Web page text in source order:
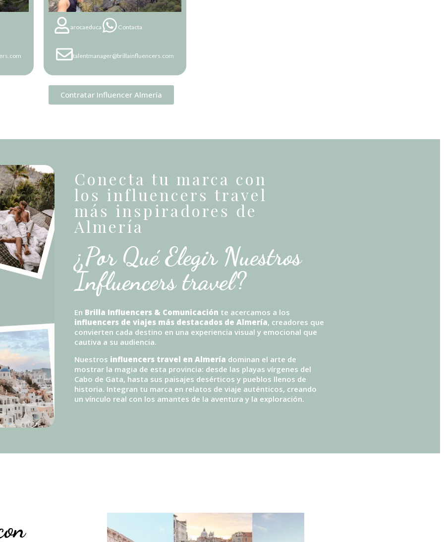
arocaeduca Contacta
talentmanager@brillainfluencers.com
Contratar Influencer Almería
Conecta tu marca con
los influencers travel
más inspiradores de
Almería
¿Por Qué Elegir Nuestros
Influencers travel?
En Brilla Influencers & Comunicación te acercamos a los
influencers de viajes más destacados de Almería, creadores que
convierten cada destino en una experiencia visual y emocional que
cautiva a su audiencia.
Nuestros influencers travel en Almería dominan el arte de
mostrar la magia de esta provincia: desde las playas vírgenes del
Cabo de Gata, hasta sus paisajes desérticos y pueblos llenos de
historia. Integran tu marca en relatos de viaje auténticos, creando
un vínculo real con los amantes de la aventura y la exploración.